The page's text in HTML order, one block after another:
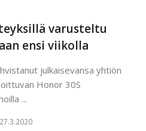
varusteltu
ensi viikolla
julkaisevansa yhtiön
Honor 30S
...
27.3.2020